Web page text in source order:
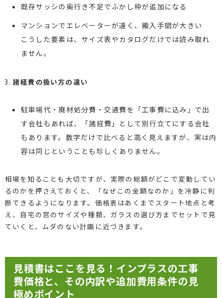
既存サッシの奥行き不足でふかし枠が追加になる
マンションでエレベーターが遠く、搬入手間が大きい
こうした要素は、サイズ表やカタログだけでは読み取れ
ません。
諸経費の扱い方の違い
駐車場代・廃材処分費・交通費を「工事費に込み」で出
す会社もあれば、「諸経費」として別行立てにする会社
もあります。数字だけで比べると高く見えますが、実は内
容は同じということも珍しくありません。
相場を知ることも大切ですが、実際の総額がどこで変動してい
るのかを押さえておくと、「なぜこの金額なのか」を冷静に判
断できるようになります。価格表はあくまでスタート地点と考
え、自宅の窓のサイズや種類、ガラスの選び方までセットで見
ていくと、ムダのない計画に近づきます。
見積書はここを見る！インプラスの工事
費価格と、その内訳や追加費用条件の見
極めポイント